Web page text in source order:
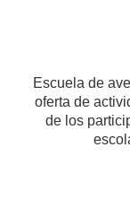
Escuela de
oferta de
de los